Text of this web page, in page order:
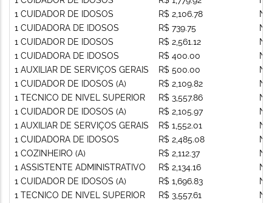
1 CUIDADOR DE IDOSOS
1 CUIDADORA DE IDOSOS
1 CUIDADOR DE IDOSOS
1 CUIDADORA DE IDOSOS
1 AUXILIAR DE SERVIÇOS GERAIS
1 CUIDADOR DE IDOSOS (A)
1 TECNICO DE NIVEL SUPERIOR
1 CUIDADOR DE IDOSOS (A)
1 AUXILIAR DE SERVIÇOS GERAIS
1 CUIDADORA DE IDOSOS
1 COZINHEIRO (A)
1 ASSISTENTE ADMINISTRATIVO
1 CUIDADOR DE IDOSOS (A)
1 TECNICO DE NIVEL SUPERIOR
R$ 2,106.78
R$ 739.75
R$ 2,561.12
R$ 400.00
R$ 500.00
R$ 2,109.82
R$ 3,557.86
R$ 2,105.97
R$ 1,552.01
R$ 2,485.08
R$ 2,112.37
R$ 2,134.16
R$ 1,696.83
R$ 3,557.61